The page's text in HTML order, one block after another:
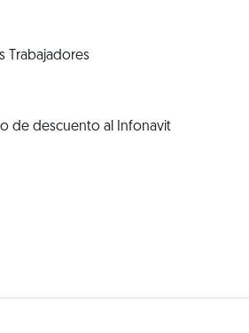
Trabajadores
de descuento al Infonavit